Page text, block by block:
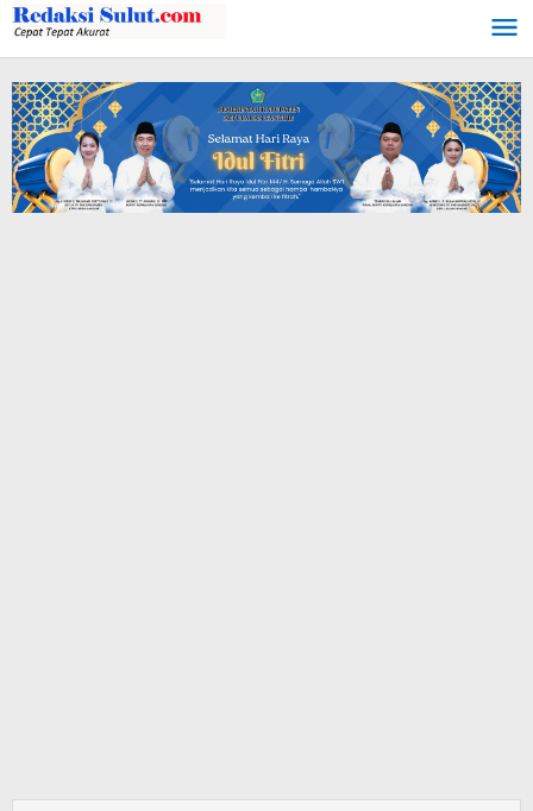
Lewati
ke
konten